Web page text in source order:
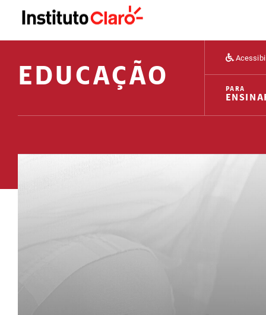
EDUCAÇÃO PARA